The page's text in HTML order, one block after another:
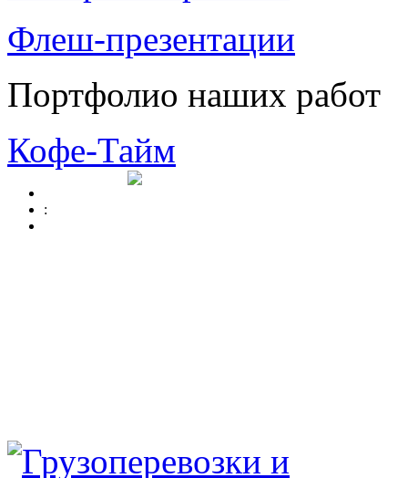
Флеш-презентации
Портфолио наших работ
Кофе-Тайм
: